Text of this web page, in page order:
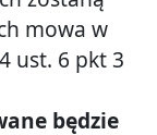
mowa w
ust. 6 pkt 3
będzie